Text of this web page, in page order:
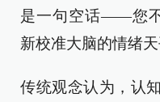
是一句空话——您
新校准大脑的情绪天
传统观念认为，认